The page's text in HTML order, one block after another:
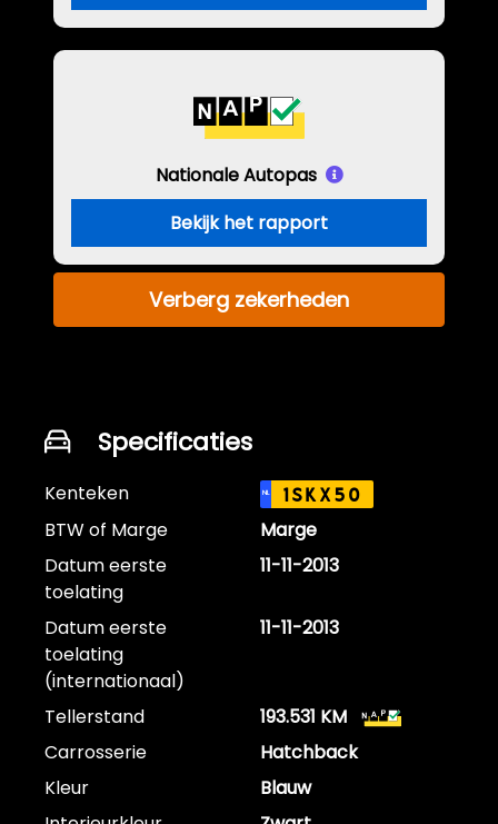
Nationale Autopas
Bekijk het rapport
Verberg zekerheden
Specificaties
Kenteken NL 1SKX50
BTW of Marge
Marge
Datum eerste
toelating
11-11-2013
Datum eerste
toelating
(internationaal)
11-11-2013
Tellerstand
193.531 KM
Carrosserie
Hatchback
Kleur
Blauw